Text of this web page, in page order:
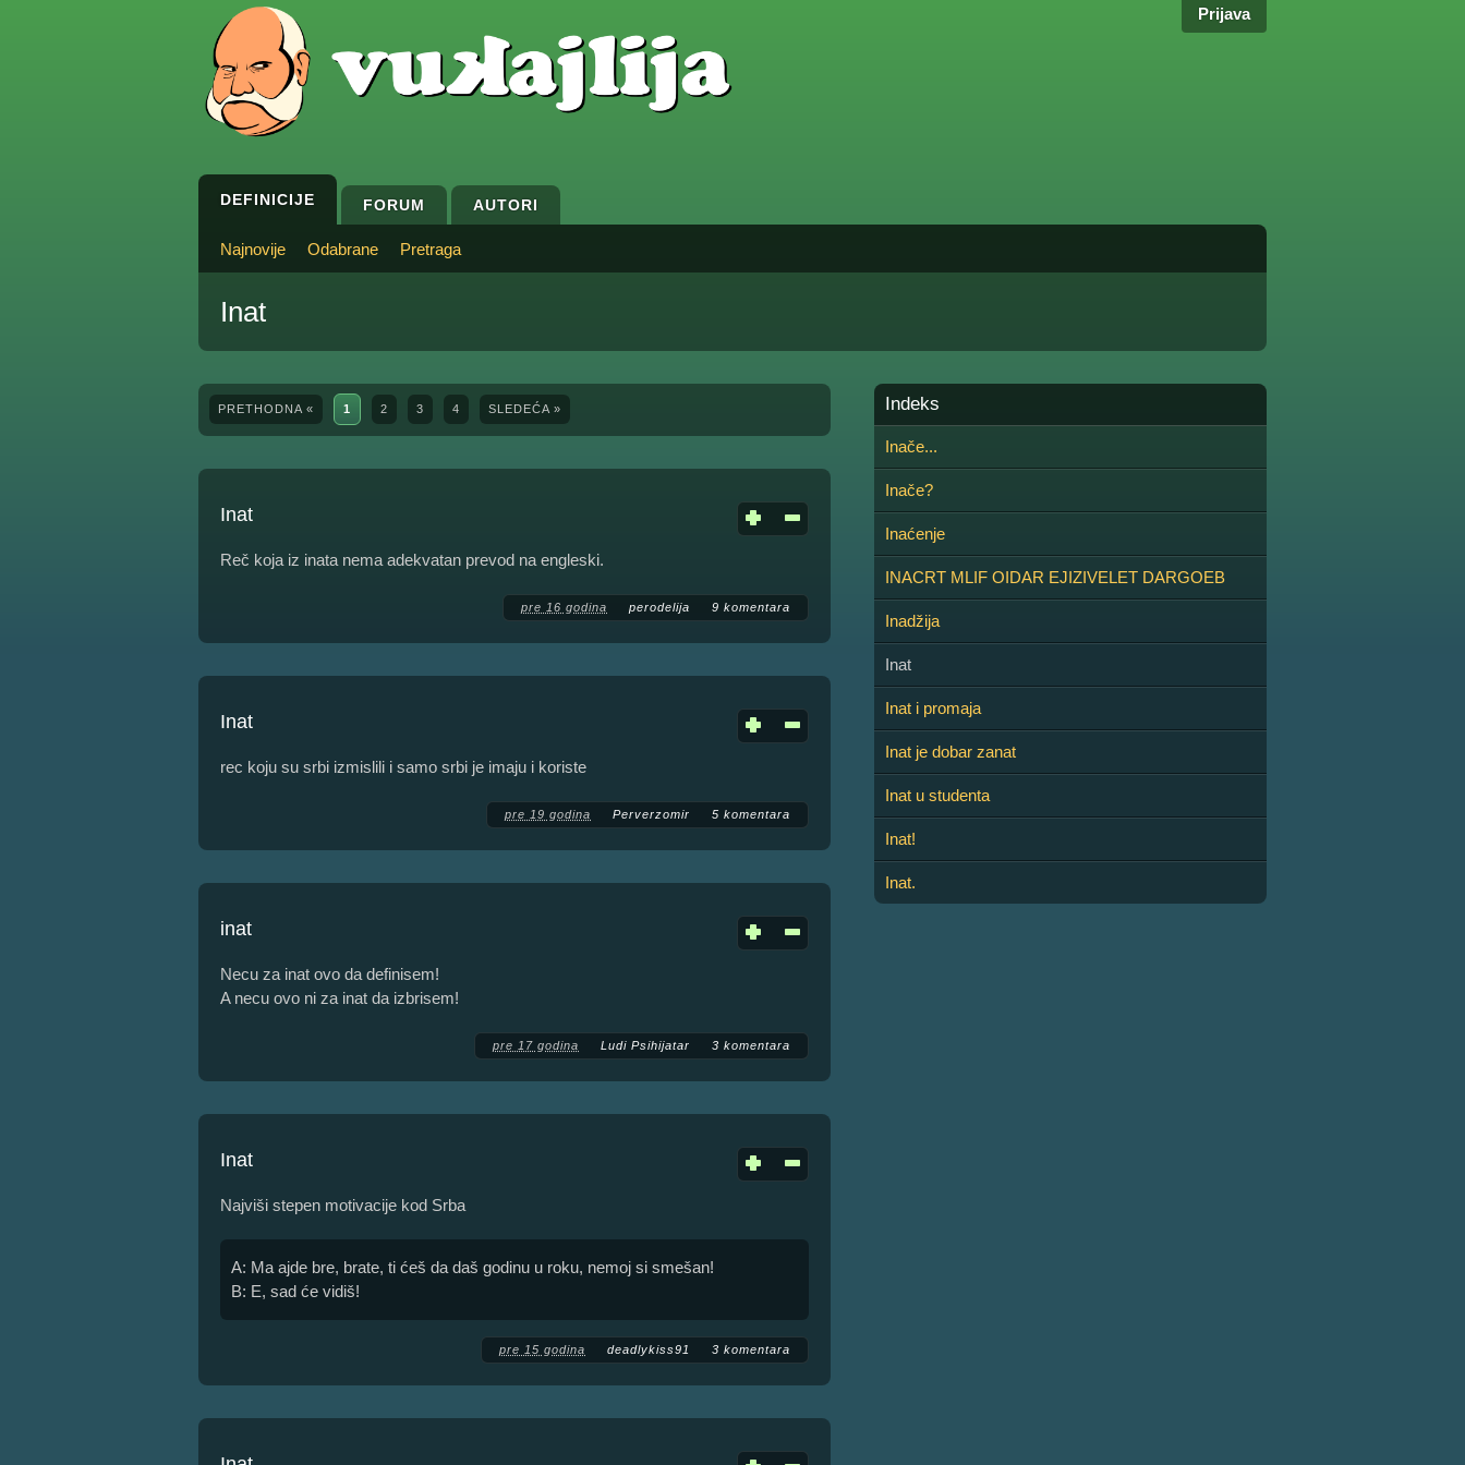
Prijava
DEFINICIJE FORUM AUTORI
Najnovije Odabrane Pretraga
Inat
PRETHODNA « 1 2 3 4 SLEDEĆA »
Inat
Reč koja iz inata nema adekvatan prevod na engleski.
pre 16 godina perodelija 9 komentara
Inat
rec koju su srbi izmislili i samo srbi je imaju i koriste
pre 19 godina Perverzomir 5 komentara
inat
Necu za inat ovo da definisem!
A necu ovo ni za inat da izbrisem!
pre 17 godina Ludi Psihijatar 3 komentara
Inat
Najviši stepen motivacije kod Srba
A: Ma ajde bre, brate, ti ćeš da daš godinu u roku, nemoj si smešan!
B: E, sad će vidiš!
pre 15 godina deadlykiss91 3 komentara
Indeks
Inače...
Inače?
Inaćenje
INACRT MLIF OIDAR EJIZIVELET DARGOEB
Inadžija
Inat
Inat i promaja
Inat je dobar zanat
Inat u studenta
Inat!
Inat.